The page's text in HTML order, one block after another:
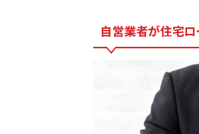
自営業者が住宅